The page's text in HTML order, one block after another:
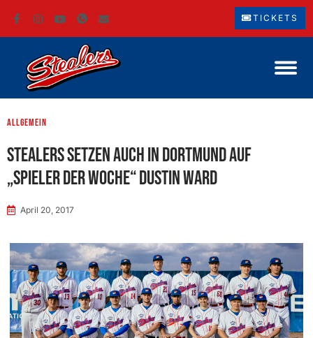
TICKETS
Allgemein
Stealers setzen auch in Dortmund auf
„Spieler der Woche“ Dustin Ward
April 20, 2017